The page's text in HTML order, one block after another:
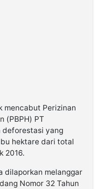
mencabut Perizinan
(PBPH) PT
deforestasi yang
hektare dari total
2016.
dilaporkan melanggar
Nomor 32 Tahun